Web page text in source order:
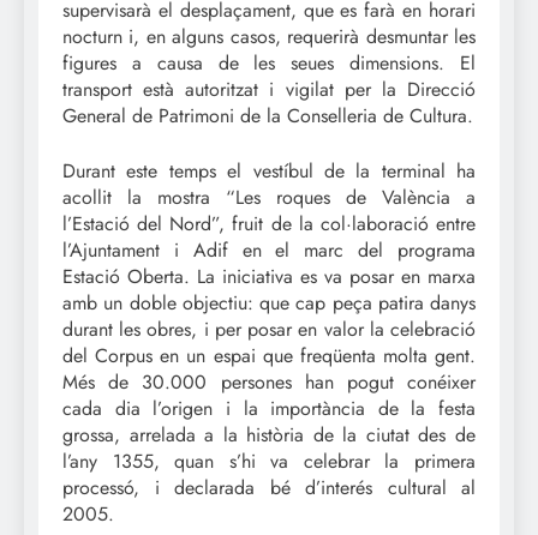
supervisarà el desplaçament, que es farà en horari
nocturn i, en alguns casos, requerirà desmuntar les
figures a causa de les seues dimensions. El
transport està autoritzat i vigilat per la Direcció
General de Patrimoni de la Conselleria de Cultura.
Durant este temps el vestíbul de la terminal ha
acollit la mostra “Les roques de València a
l’Estació del Nord”, fruit de la col·laboració entre
l’Ajuntament i Adif en el marc del programa
Estació Oberta. La iniciativa es va posar en marxa
amb un doble objectiu: que cap peça patira danys
durant les obres, i per posar en valor la celebració
del Corpus en un espai que freqüenta molta gent.
Més de 30.000 persones han pogut conéixer
cada dia l’origen i la importància de la festa
grossa, arrelada a la història de la ciutat des de
l’any 1355, quan s’hi va celebrar la primera
processó, i declarada bé d’interés cultural al
2005.